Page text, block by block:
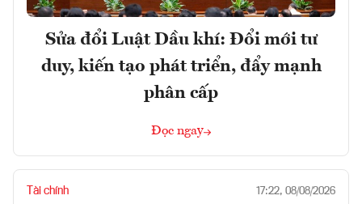
Sửa đổi Luật Dầu khí: Đổi mới tư
duy, kiến tạo phát triển, đẩy mạnh
phân cấp
Đọc ngay
Tài chính 17:22, 08/08/2026